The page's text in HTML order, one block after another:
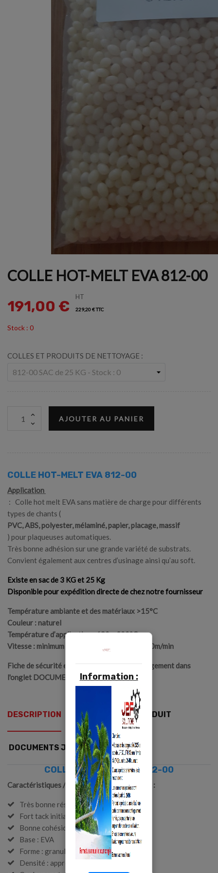
COLLE HOT-MELT EVA 812-00
191,00 €
HT
229,20 € TTC
Stock : 0
COLLES ET PRODUITS DE NETTOYAGE :
AJOUTER AU PANIER
COLLE HOT-MELT EVA 812-00
Application
: Colle hot melt EVA sans matière de charge pour différents
types de chants (
PVC, ABS,polyester, mélaminé, papier, placage, massif
) pour plaqueuses automatiques.
Très bonne adhésion sur une grande variété de substrats.
Convient également aux centres d’usinage ainsi qu’au soft.
Existe en sac de 3 KG et 25 Kg
Disponible pour expédition directe de chez notre fournisseur
Température ambiante et des matériaux >15°C
Couleur : naturel
Température d’application : 180 – 200°C
Vitesse : minimum d'avance de la plaqueuse 10m/min
Fiche de sécurité et fiche produit en téléchargement dans
l'onglet DOCUMENTS JOINTS
DESCRIPTION DÉTAILS DU PRODUIT
DOCUMENTS JOINTS
COLLE HOT-MELT EVA 812-00
Caractéristiques / Conseils de mise en œuvre :
Très bonne résistance température
Fort tack initial
Bonne cohésion
Base : EVA
Forme : granulés
Densité : approx. 1,1 g/cm3
Information :